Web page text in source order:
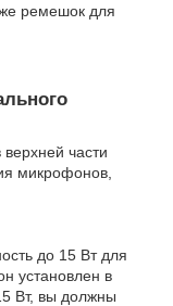
ремешок для
части
микрофонов,
до 15 Вт для
установлен в
Вт, вы должны